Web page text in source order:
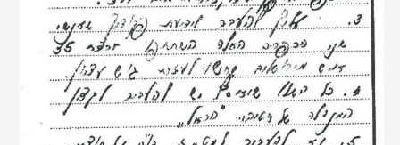
מסע מלחמה
השבוע